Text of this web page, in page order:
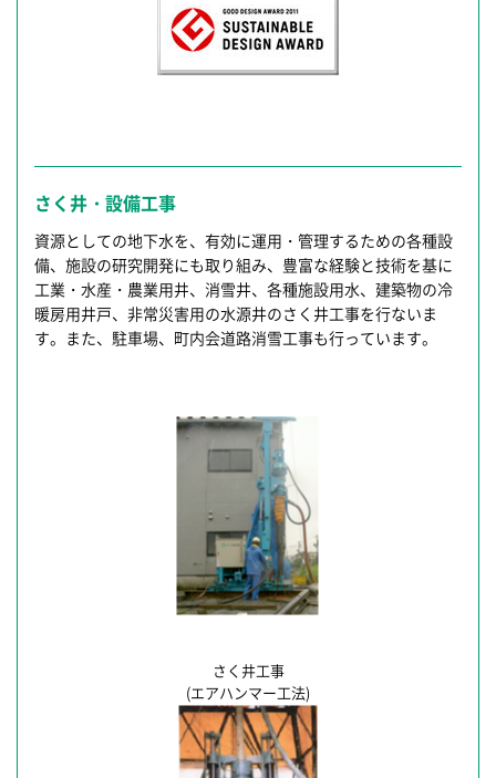
さく井・設備工事
資源としての地下水を、有効に運用・管理するための各種設
備、施設の研究開発にも取り組み、豊富な経験と技術を基に
工業・水産・農業用井、消雪井、各種施設用水、建築物の冷
暖房用井戸、非常災害用の水源井のさく井工事を行ないま
す。また、駐車場、町内会道路消雪工事も行っています。
さく井工事
(エアハンマー工法)